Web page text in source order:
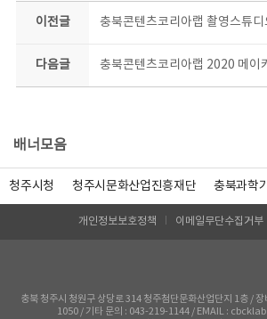
이전글 충북콘텐츠코리아랩 촬영스튜
다음글
배너모음
청주시청 청주시문화산업진흥재단 충북과학
개인정보보호정책 이메일무단수집거부
충북 청주시 청원구 상당로 314 청주첨단문화산업단지 1층 /
1050 / 기타 문의 : 043-219-1144 / EMAIL :